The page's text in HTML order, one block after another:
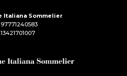
Italiana Sommelier
97771240583
13421701007